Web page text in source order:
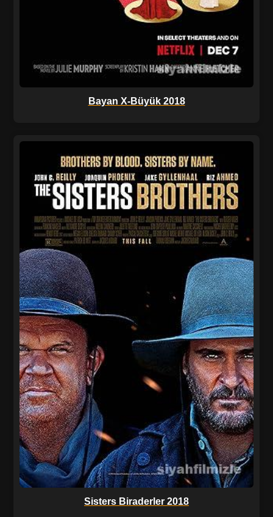
Bayan X-Büyük 2018
Sisters Biraderler 2018